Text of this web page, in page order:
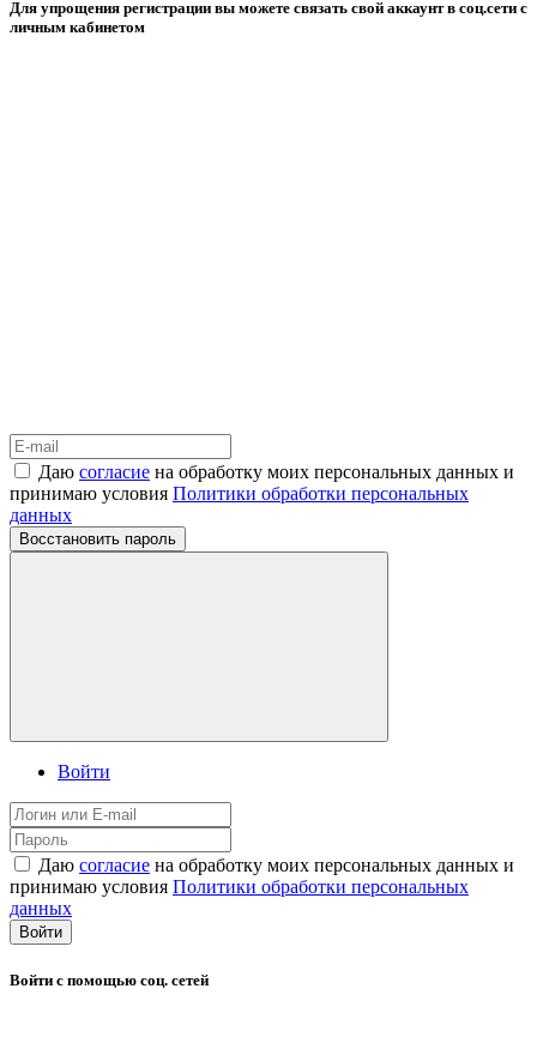
Для упрощения регистрации вы можете связать свой аккаунт в соц.сети с
личным кабинетом
Даю согласие на обработку моих персональных данных и
принимаю условия Политики обработки персональных
данных
Восстановить пароль
Войти
Даю согласие на обработку моих персональных данных и
принимаю условия Политики обработки персональных
данных
Войти
Войти с помощью соц. сетей